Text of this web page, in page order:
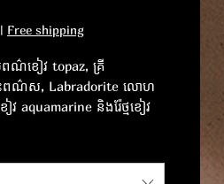
| Free shipping
ពណ៌ខៀវ topaz, គ្រី
រេះពណ៌ស, Labradorite លោហ
aquamarine និងរ៉ែថ្មខៀវ
ស។